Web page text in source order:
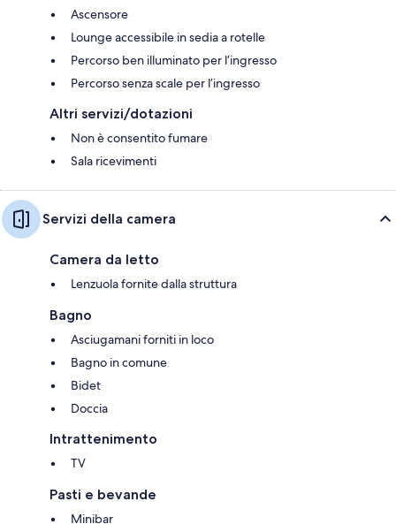
Ascensore
Lounge accessibile in sedia a rotelle
Percorso ben illuminato per l’ingresso
Percorso senza scale per l’ingresso
Altri servizi/dotazioni
Non è consentito fumare
Sala ricevimenti
Servizi della camera
Camera da letto
Lenzuola fornite dalla struttura
Bagno
Asciugamani forniti in loco
Bagno in comune
Bidet
Doccia
Intrattenimento
TV
Pasti e bevande
Minibar